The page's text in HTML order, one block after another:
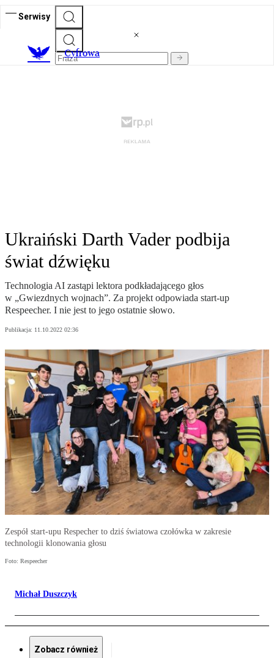
Serwisy
Cyfrowa
Ukraiński Darth Vader podbija
świat dźwięku
Technologia AI zastąpi lektora podkładającego głos
w „Gwiezdnych wojnach”. Za projekt odpowiada start-up
Respeecher. I nie jest to jego ostatnie słowo.
Publikacja: 11.10.2022 02:36
Zespół start-upu Respecher to dziś światowa czołówka w zakresie
technologii klonowania głosu
Foto: Respeecher
Michał Duszczyk
Zobacz również